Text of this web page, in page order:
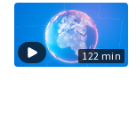
122 min